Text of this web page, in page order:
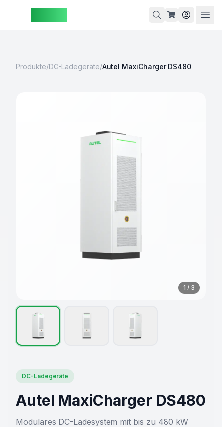
Produkte/DC-Ladegeräte/Autel MaxiCharger DS480
1 / 3
DC-Ladegeräte
Autel MaxiCharger DS480
Modulares DC-Ladesystem mit bis zu 480 kW